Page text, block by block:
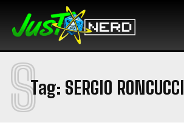
Tag: SERGIO RONCUCCI
S